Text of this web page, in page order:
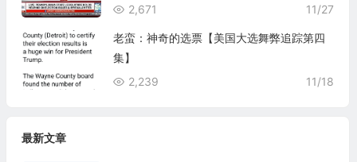
11/27
2,671
老蛮：神奇的选票【美国大选舞弊追踪第四
集】
11/18
2,239
最新文章